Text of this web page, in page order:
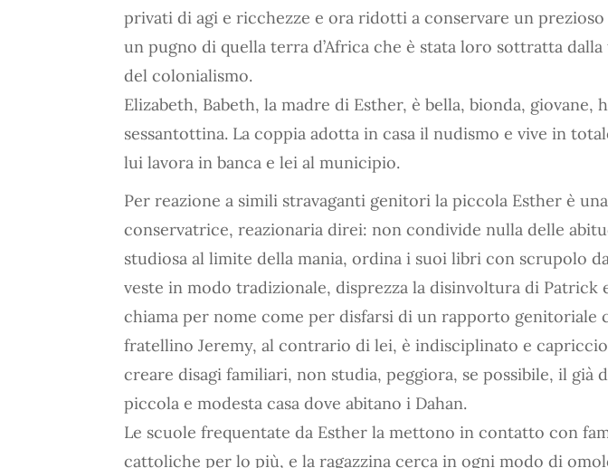
privati di agi e ricchezze e ora ridotti a conservare un
un pugno di quella terra d’Africa che è stata loro sottratta
del colonialismo.
Elizabeth, Babeth, la madre di Esther, è bella, bionda, giovane,
sessantottina. La coppia adotta in casa il nudismo e vive in
lui lavora in banca e lei al municipio.
Per reazione a simili stravaganti genitori la piccola Esther è
conservatrice, reazionaria direi: non condivide nulla delle
studiosa al limite della mania, ordina i suoi libri con scrupolo
veste in modo tradizionale, disprezza la disinvoltura di Patrick
chiama per nome come per disfarsi di un rapporto genitoriale
fratellino Jeremy, al contrario di lei, è indisciplinato e
creare disagi familiari, non studia, peggiora, se possibile, il già
piccola e modesta casa dove abitano i Dahan.
Le scuole frequentate da Esther la mettono in contatto con
cattoliche per lo più, e la ragazzina cerca in ogni modo di